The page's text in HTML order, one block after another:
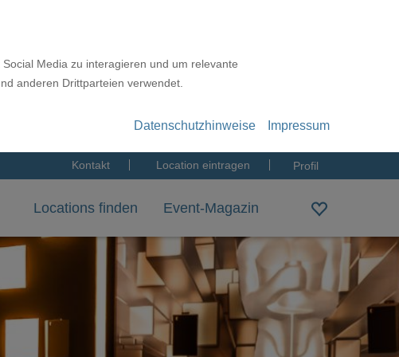
Media zu interagieren und um relevante
anderen Drittparteien verwendet.
Datenschutzhinweise Impressum
Kontakt Location eintragen Profil
Locations finden Event-Magazin